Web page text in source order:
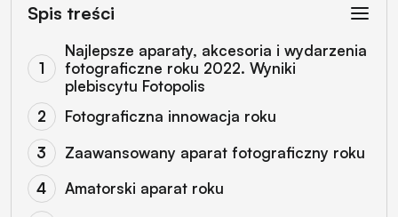
Spis treści
Najlepsze aparaty, akcesoria i wydarzenia
fotograficzne roku 2022. Wyniki
plebiscytu Fotopolis
Fotograficzna innowacja roku
Zaawansowany aparat fotograficzny roku
Amatorski aparat roku